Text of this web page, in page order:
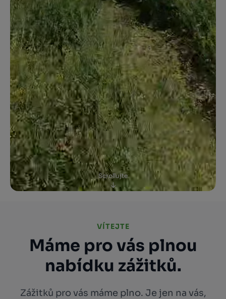
Scrollujte
VÍTEJTE
Máme pro vás plnou
nabídku zážitků.
Zážitků pro vás máme plno. Je jen na vás,